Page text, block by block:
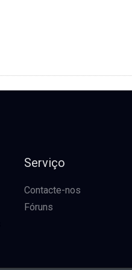
Serviço
Contacte-nos
Fóruns